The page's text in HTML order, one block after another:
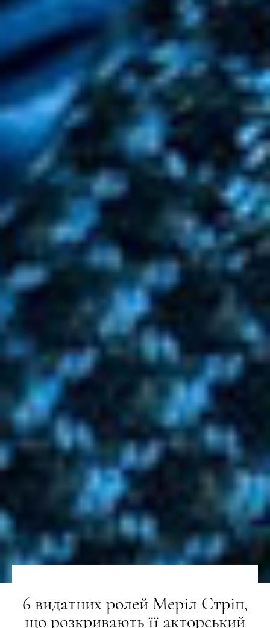
6 видатних ролей Меріл Стріп,
що розкривають її акторський